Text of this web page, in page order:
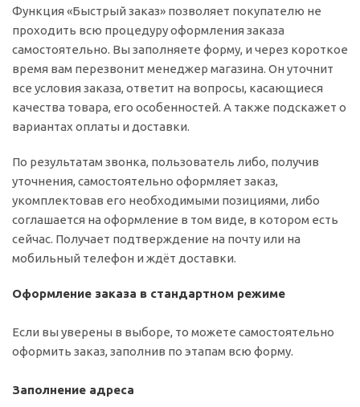
Функция «Быстрый заказ» позволяет покупателю не
проходить всю процедуру оформления заказа
самостоятельно. Вы заполняете форму, и через короткое
время вам перезвонит менеджер магазина. Он уточнит
все условия заказа, ответит на вопросы, касающиеся
качества товара, его особенностей. А также подскажет о
вариантах оплаты и доставки.
По результатам звонка, пользователь либо, получив
уточнения, самостоятельно оформляет заказ,
укомплектовав его необходимыми позициями, либо
соглашается на оформление в том виде, в котором есть
сейчас. Получает подтверждение на почту или на
мобильный телефон и ждёт доставки.
Оформление заказа в стандартном режиме
Если вы уверены в выборе, то можете самостоятельно
оформить заказ, заполнив по этапам всю форму.
Заполнение адреса